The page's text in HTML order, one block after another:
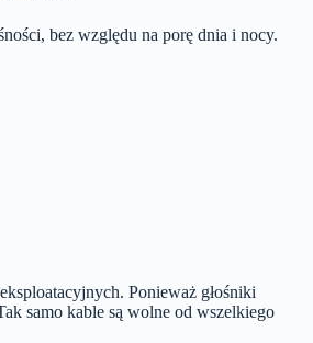
bez względu na porę dnia i nocy.
Ponieważ głośniki
samo kable są wolne od wszelkiego